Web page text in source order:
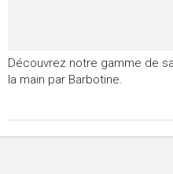
Découvrez notre gamme de
la main par Barbotine.